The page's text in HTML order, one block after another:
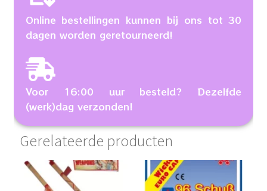
Online bestellingen kunnen bij ons tot 30
dagen worden geretourneerd!
Voor 16:00 uur besteld? Dezelfde
(werk)dag verzonden!
Gerelateerde producten